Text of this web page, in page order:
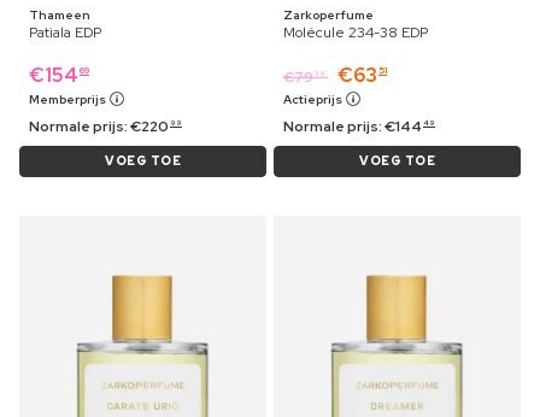
Thameen
Patiala EDP
€154 69
Memberprijs
Normale prijs:€220 99
VOEG TOE
Zarkoperfume
Molécule 234-38 EDP
€7939 €63 51
Actieprijs
Normale prijs:€144 49
VOEG TOE